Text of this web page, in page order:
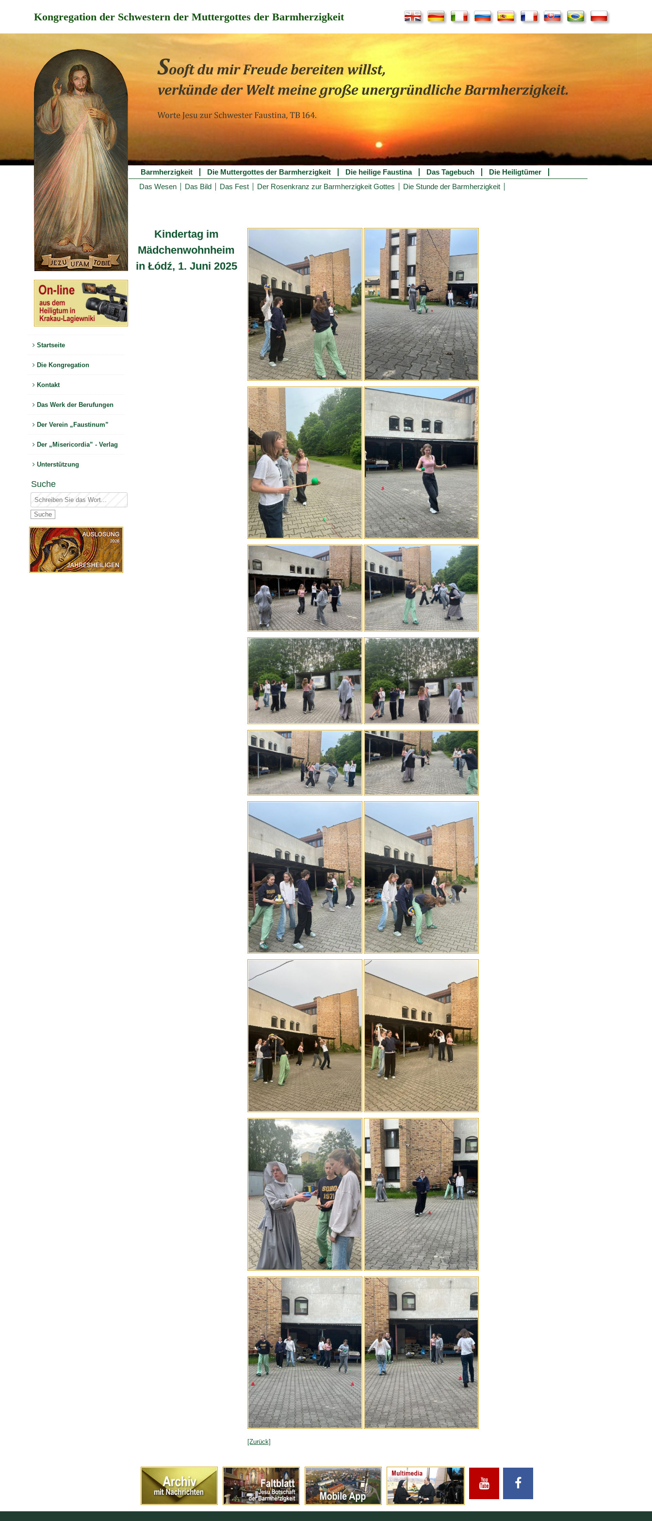
Kongregation der Schwestern der Muttergottes der Barmherzigkeit
Startseite
Die Kongregation
Kontakt
Das Werk der Berufungen
Der Verein „Faustinum”
Der „Misericordia” - Verlag
Unterstützung
Suche
Barmherzigkeit Die Muttergottes der Barmherzigkeit Die heilige Faustina Das Tagebuch
Die Heiligtümer
Das Wesen
Das Bild Das Fest Der Rosenkranz zur Barmherzigkeit Gottes Die Stunde der Barmherzigkeit
Kindertag im
Mädchenwohnheim
in Łódź, 1. Juni 2025
[Zurück]